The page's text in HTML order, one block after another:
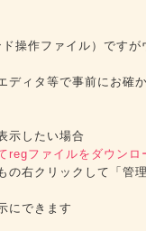
操作ファイル）ですが
ディタ等で事前にお確
示したい場合
regファイルをダウンロ
右クリックして「管
にできます